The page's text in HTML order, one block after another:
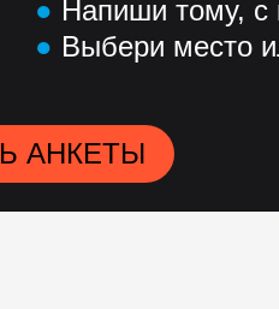
● Напиши тому, с
● Выбери место
АНКЕТЫ